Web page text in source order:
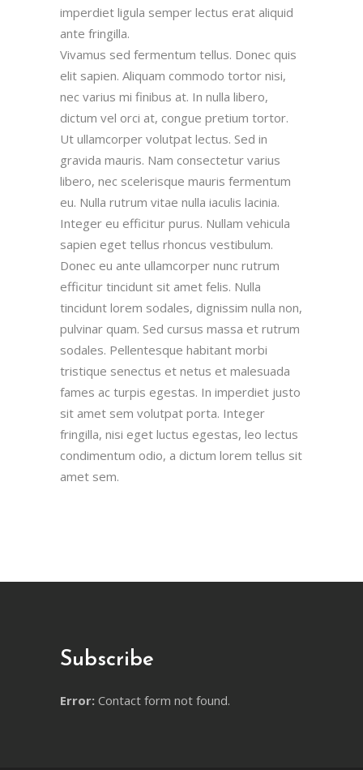
imperdiet ligula semper lectus erat aliquid
ante fringilla.
Vivamus sed fermentum tellus. Donec quis
elit sapien. Aliquam commodo tortor nisi,
nec varius mi finibus at. In nulla libero,
dictum vel orci at, congue pretium tortor.
Ut ullamcorper volutpat lectus. Sed in
gravida mauris. Nam consectetur varius
libero, nec scelerisque mauris fermentum
eu. Nulla rutrum vitae nulla iaculis lacinia.
Integer eu efficitur purus. Nullam vehicula
sapien eget tellus rhoncus vestibulum.
Donec eu ante ullamcorper nunc rutrum
efficitur tincidunt sit amet felis. Nulla
tincidunt lorem sodales, dignissim nulla non,
pulvinar quam. Sed cursus massa et rutrum
sodales. Pellentesque habitant morbi
tristique senectus et netus et malesuada
fames ac turpis egestas. In imperdiet justo
sit amet sem volutpat porta. Integer
fringilla, nisi eget luctus egestas, leo lectus
condimentum odio, a dictum lorem tellus sit
amet sem.
Subscribe
Error: Contact form not found.